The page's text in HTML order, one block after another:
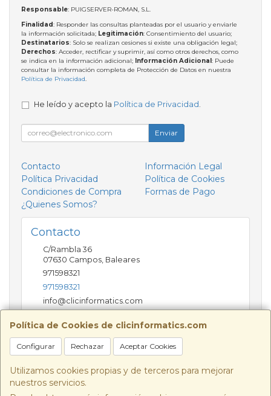
Política de Cookies de clicinformatics.com
Configurar Rechazar Aceptar Cookies
Utilizamos cookies propias y de terceros para mejorar
nuestros servicios.
Responsable: PUIGSERVER-ROMAN, S.L.
Finalidad: Responder las consultas planteadas por el usuario y enviarle
la información solicitada; Legitimación: Consentimiento del usuario;
Destinatarios: Solo se realizan cesiones si existe una obligación legal;
Derechos: Acceder, rectificar y suprimir, así como otros derechos, como
se indica en la información adicional; Información Adicional: Puede
consultar la información completa de Protección de Datos en nuestra
Política de Privacidad.
He leído y acepto la Política de Privacidad
Enviar
Contacto
Información Legal
Política Privacidad
Política de Cookies
Condiciones de Compra
Formas de Pago
¿Quienes Somos?
Contacto
C/Rambla 36
07630 Campos Baleares
971598321
971598321
info@clicinformatics.com
Horario
De lunes a viernes 9:00-13:30/16:00-19:30 Sábados
10:00-13:00